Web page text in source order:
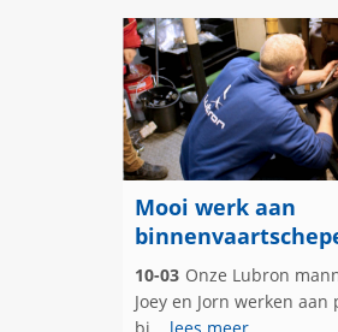
Mooi werk aan
10-03 Onze Lubron
Joey en Jorn werken aan